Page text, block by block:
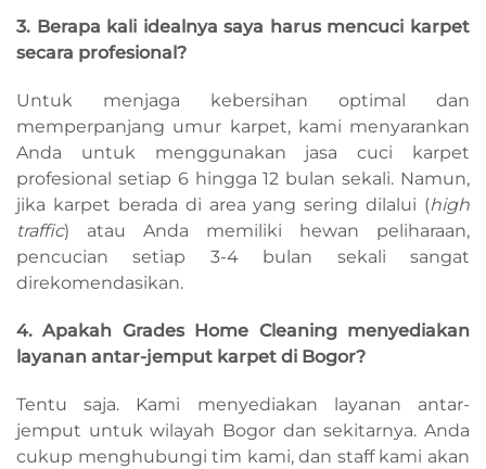
3. Berapa kali idealnya saya harus mencuci karpet
secara profesional?
Untuk menjaga kebersihan optimal dan
memperpanjang umur karpet, kami menyarankan
Anda untuk menggunakan jasa cuci karpet
profesional setiap 6 hingga 12 bulan sekali. Namun,
jika karpet berada di area yang sering dilalui (high
traffic) atau Anda memiliki hewan peliharaan,
pencucian setiap 3-4 bulan sekali sangat
direkomendasikan.
4. Apakah Grades Home Cleaning menyediakan
layanan antar-jemput karpet di Bogor?
Tentu saja. Kami menyediakan layanan antar-
jemput untuk wilayah Bogor dan sekitarnya. Anda
cukup menghubungi tim kami, dan staff kami akan